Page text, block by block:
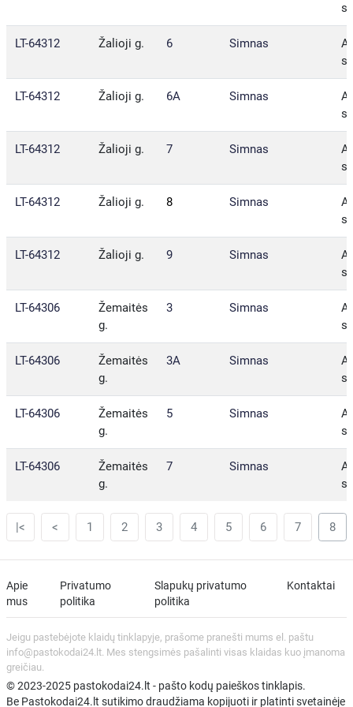
LT-64312 Žalioji g. 6 Simnas
LT-64312 Žalioji g. 6A Simnas
LT-64312 Žalioji g. 7 Simnas
LT-64312 Žalioji g. 8 Simnas
LT-64312 Žalioji g. 9 Simnas
LT-64306
Žemaitės
g.
3 Simnas
LT-64306
Žemaitės
g.
3A Simnas
LT-64306
Žemaitės
g.
5 Simnas
LT-64306
Žemaitės
g.
7 Simnas
|< < 1 2 3 4 5 6 7 8
Apie
mus
Privatumo
politika
Slapukų privatumo
politika
Kontaktai
Jeigu pastebėjote klaidų tinklapyje, prašome pranešti mums el. paštu
info@pastokodai24.lt. Mes stengsimės pašalinti visas klaidas kuo įmanoma
greičiau.
© 2023-2025 pastokodai24.lt - pašto kodų paieškos tinklapis.
Be Pastokodai24.lt sutikimo draudžiama kopijuoti ir platinti svetainėje